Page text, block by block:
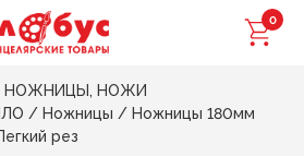
0
НОЖНИЦЫ, НОЖИ
/ Ножницы / Ножницы 180мм
рез